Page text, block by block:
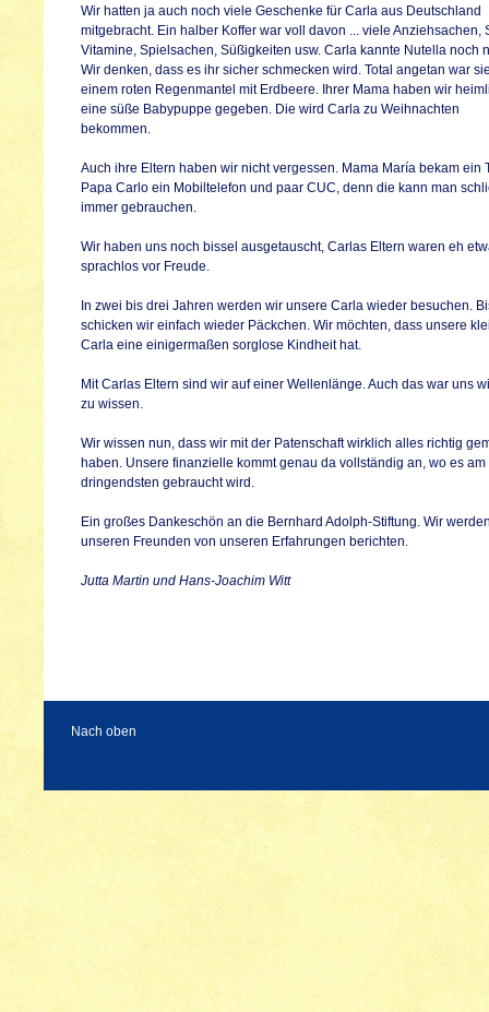
Wir hatten ja auch noch viele Geschenke für Carla aus Deutschland
mitgebracht. Ein halber Koffer war voll davon ... viele Anziehsachen,
Vitamine, Spielsachen, Süßigkeiten usw. Carla kannte Nutella noch
Wir denken, dass es ihr sicher schmecken wird. Total angetan war
einem roten Regenmantel mit Erdbeere. Ihrer Mama haben wir
eine süße Babypuppe gegeben. Die wird Carla zu Weihnachten
bekommen.
Auch ihre Eltern haben wir nicht vergessen. Mama María bekam ein
Papa Carlo ein Mobiltelefon und paar CUC, denn die kann man
immer gebrauchen.
Wir haben uns noch bissel ausgetauscht, Carlas Eltern waren eh
sprachlos vor Freude.
In zwei bis drei Jahren werden wir unsere Carla wieder besuchen.
schicken wir einfach wieder Päckchen. Wir möchten, dass unsere
Carla eine einigermaßen sorglose Kindheit hat.
Mit Carlas Eltern sind wir auf einer Wellenlänge. Auch das war uns
zu wissen.
Wir wissen nun, dass wir mit der Patenschaft wirklich alles richtig
haben. Unsere finanzielle kommt genau da vollständig an, wo es am
dringendsten gebraucht wird.
Ein großes Dankeschön an die Bernhard Adolph-Stiftung. Wir
unseren Freunden von unseren Erfahrungen berichten.
Jutta Martin und Hans-Joachim Witt
Nach oben